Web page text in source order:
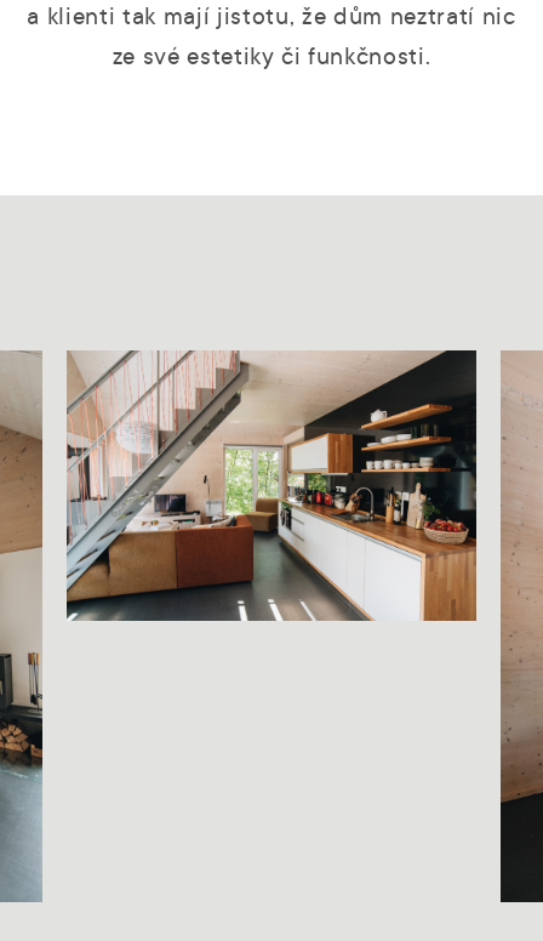
a klienti tak mají jistotu, že dům neztratí nic
ze své estetiky či funkčnosti.